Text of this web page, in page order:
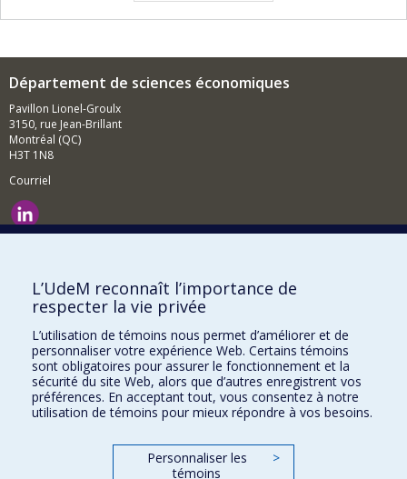
Département de sciences économiques
Pavillon Lionel-Groulx
3150, rue Jean-Brillant
Montréal (QC)
H3T 1N8
Courriel
Comment soutenir le Département?
BESOIN D'AIDE?
Plan du site
Signaler une erreur
Accessibilité
FACULTÉ DES ARTS ET DES SCIENCES
Nos départements et écoles
L’UdeM reconnaît l’importance de
respecter la vie privée
L’utilisation de témoins nous permet d’améliorer et de
personnaliser votre expérience Web. Certains témoins
sont obligatoires pour assurer le fonctionnement et la
sécurité du site Web, alors que d’autres enregistrent vos
préférences. En acceptant tout, vous consentez à notre
utilisation de témoins pour mieux répondre à vos besoins.
Personnaliser les
témoins
>